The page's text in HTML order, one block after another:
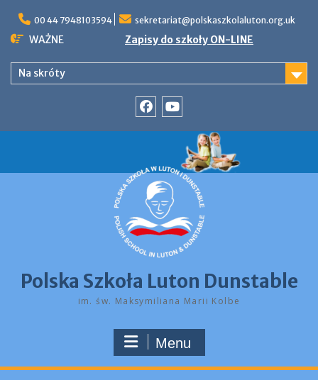
content
00 44 7948103594 sekretariat@polskaszkolaluton.org.uk
WAŻNE Zapisy do szkoły ON-LINE
Na skróty
Polska Szkoła Luton Dunstable
im. św. Maksymiliana Marii Kolbe
Menu